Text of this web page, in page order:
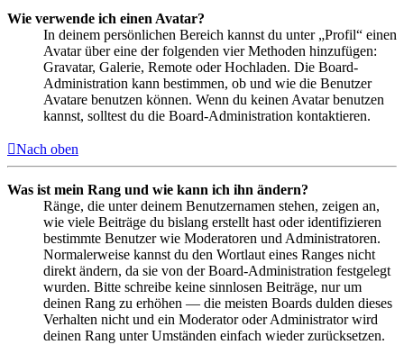
Wie verwende ich einen Avatar?
In deinem persönlichen Bereich kannst du unter „Profil“ einen
Avatar über eine der folgenden vier Methoden hinzufügen:
Gravatar, Galerie, Remote oder Hochladen. Die Board-
Administration kann bestimmen, ob und wie die Benutzer
Avatare benutzen können. Wenn du keinen Avatar benutzen
kannst, solltest du die Board-Administration kontaktieren.
Nach oben
Was ist mein Rang und wie kann ich ihn ändern?
Ränge, die unter deinem Benutzernamen stehen, zeigen an,
wie viele Beiträge du bislang erstellt hast oder identifizieren
bestimmte Benutzer wie Moderatoren und Administratoren.
Normalerweise kannst du den Wortlaut eines Ranges nicht
direkt ändern, da sie von der Board-Administration festgelegt
wurden. Bitte schreibe keine sinnlosen Beiträge, nur um
deinen Rang zu erhöhen — die meisten Boards dulden dieses
Verhalten nicht und ein Moderator oder Administrator wird
deinen Rang unter Umständen einfach wieder zurücksetzen.